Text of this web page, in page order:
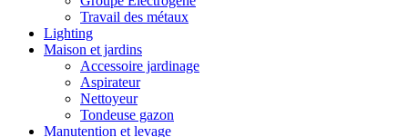
Travail des métaux
Lighting
Maison et jardins
Accessoire jardinage
Aspirateur
Nettoyeur
Tondeuse gazon
Manutention et levage